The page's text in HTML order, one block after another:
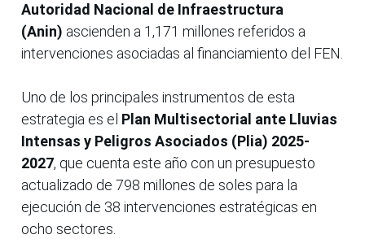
Autoridad Nacional de Infraestructura
(Anin) ascienden a 1,171 millones referidos a
intervenciones asociadas al financiamiento del FEN.
Uno de los principales instrumentos de esta
estrategia es el Plan Multisectorial ante Lluvias
Intensas y Peligros Asociados (Plia) 2025-
2027, que cuenta este año con un presupuesto
actualizado de 798 millones de soles para la
ejecución de 38 intervenciones estratégicas en
ocho sectores.